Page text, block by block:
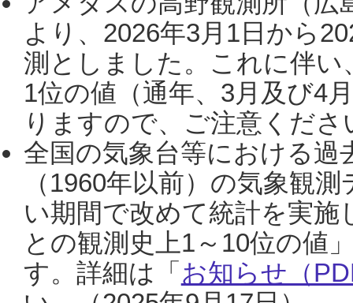
より、2026年3月1日から
測としました。これに伴い
1位の値（通年、3月及び4
りますので、ご注意くだ
全国の気象台等における過
（1960年以前）の気象観
い期間で改めて統計を実
との観測史上1～10位の値
す。詳細は「 お知らせ（